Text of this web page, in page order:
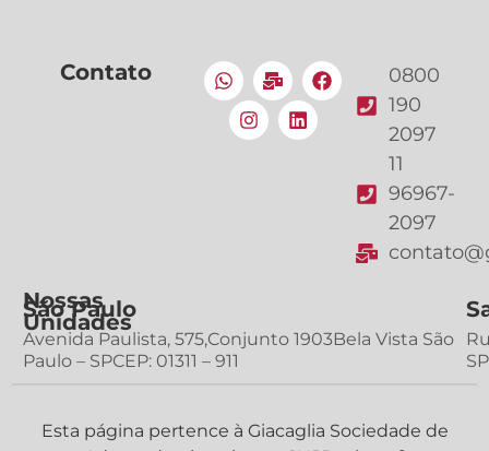
Contato
0800
190
2097
11
96967-
2097
Nossas
Unidades
São Paulo
Avenida Paulista, 575,Conjunto 1903Bela Vista São
Paulo – SPCEP: 01311 – 911
Esta página pertence à Giacaglia Sociedade de